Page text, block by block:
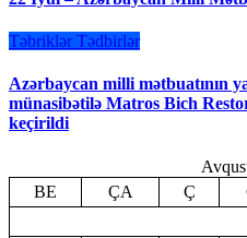
Təbriklər Tədbirlər
Azərbaycan milli mətbuatının
münasibətilə Matros Bich
keçirildi
BE
ÇA Ç